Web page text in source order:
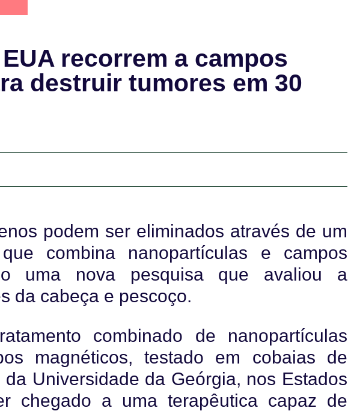
recorrem a campos
destruir tumores em 30
podem ser eliminados através de um
combina nanopartículas e campos
uma nova pesquisa que avaliou a
da cabeça e pescoço.
combinado de nanopartículas
magnéticos, testado em cobaias de
Universidade da Geórgia, nos Estados
chegado a uma terapêutica capaz de